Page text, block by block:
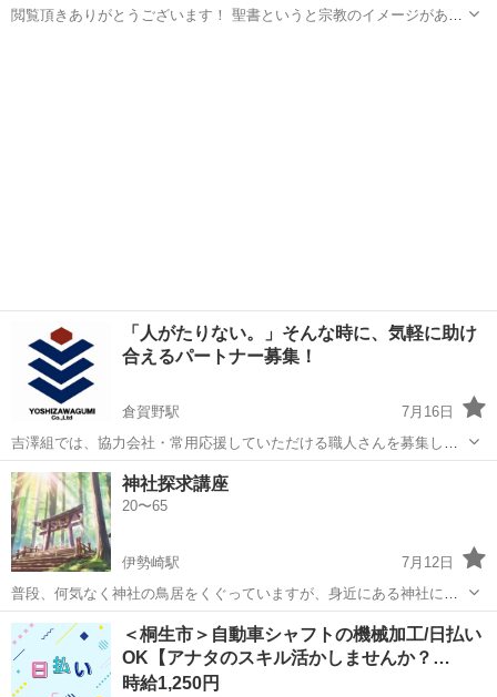
閲覧頂きありがとうございます！ 聖書というと宗教のイメージがある
「人がたりない。」そんな時に、気軽に助け
合えるパートナー募集！
倉賀野駅
7月16日
吉澤組では、協力会社・常用応援していただける職人さんを募集して
います(^^) ☑応援のみOK ☑常用も歓迎 ☑長くお付き合いできる会社様
歓迎 一度きりではなく、 「また一緒にやりましょう！」 そん...
群馬 高崎市 倉賀野駅 その他
神社探求講座
20〜65
伊勢崎駅
7月12日
普段、何気なく神社の鳥居をくぐっていますが、身近にある神社に
は、実は知られざる歴史や、秘密がたくさん隠されています。本講座
では、神様の物語や建築物を分かりやすく解説します。
群馬 伊勢崎市 伊勢崎駅 その他
＜桐生市＞自動車シャフトの機械加工/日払い
OK【アナタのスキル活かしませんか？…
時給1,250円